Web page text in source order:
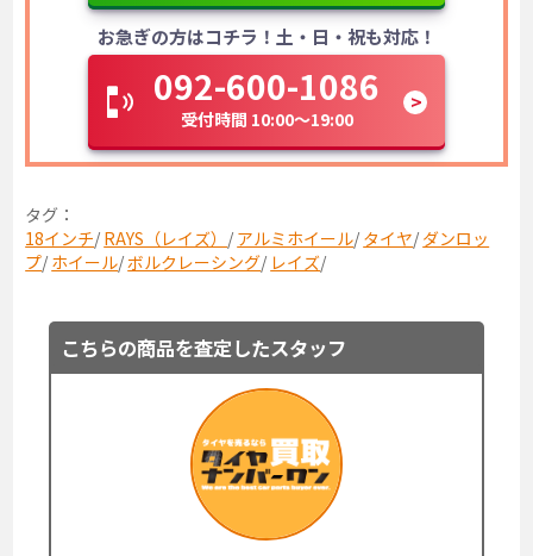
お急ぎの方はコチラ！土・日・祝も対応！
092-600-1086
受付時間 10:00～19:00
タグ：
18インチ/ RAYS（レイズ） / アルミホイール/ タイヤ/ ダンロッ
プ/ ホイール/ボルクレーシング/ レイズ/
こちらの商品を査定したスタッフ